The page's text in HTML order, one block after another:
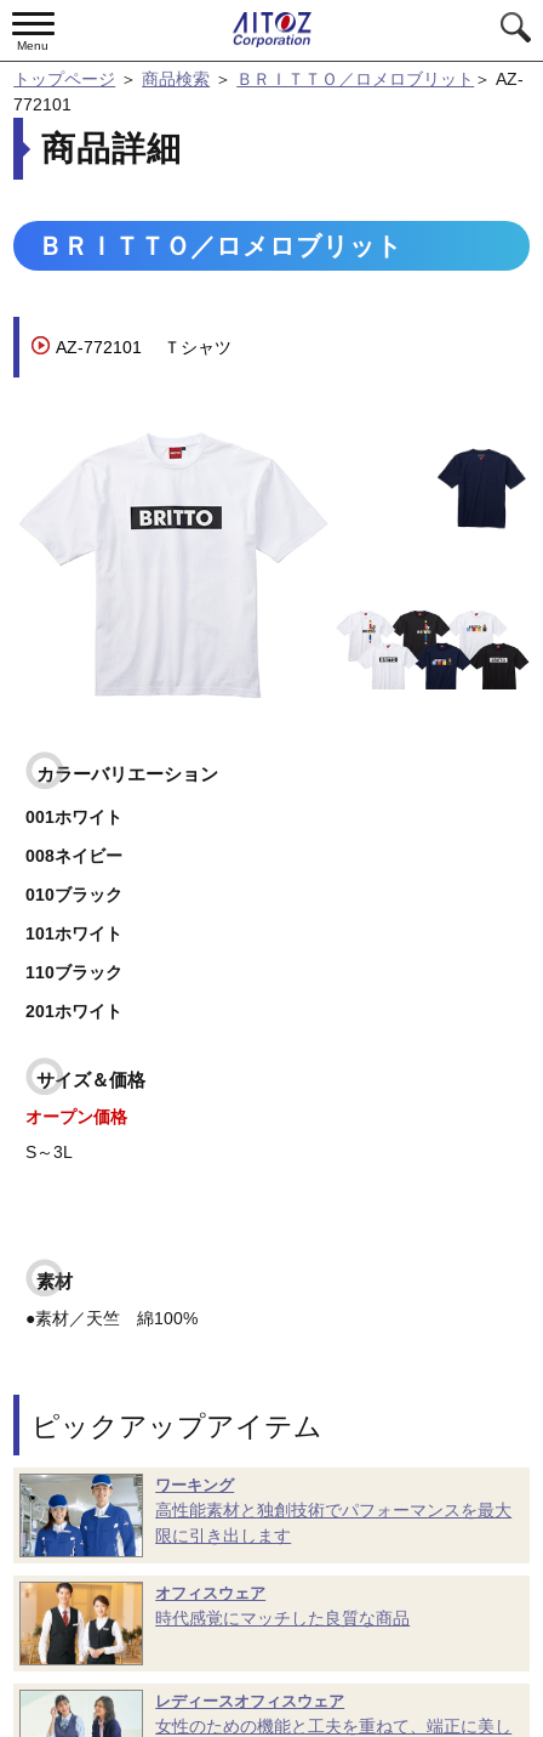
Menu
トップページ ＞商品検索 ＞ ＢＲＩＴＴＯ／ロメロブリット ＞AZ-
772101
商品詳細
ＢＲＩＴＴＯ／ロメロブリット
AZ-772101 Ｔシャツ
カラーバリエーション
001ホワイト
008ネイビー
010ブラック
101ホワイト
110ブラック
201ホワイト
サイズ＆価格
オープン価格
S～3L
素材
●素材／天竺 綿100%
ピックアップアイテム
ワーキング
高性能素材と独創技術でパフォーマンスを最大
限に引き出します
オフィスウェア
時代感覚にマッチした良質な商品
レディースオフィスウェア
女性のための機能と工夫を重ねて、端正に美し